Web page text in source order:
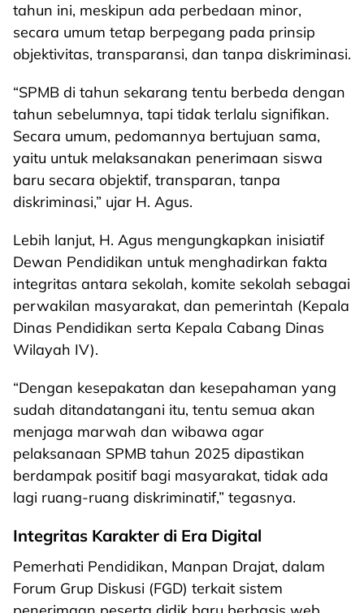
tahun ini, meskipun ada perbedaan minor,
secara umum tetap berpegang pada prinsip
objektivitas, transparansi, dan tanpa diskriminasi.
“SPMB di tahun sekarang tentu berbeda dengan
tahun sebelumnya, tapi tidak terlalu signifikan.
Secara umum, pedomannya bertujuan sama,
yaitu untuk melaksanakan penerimaan siswa
baru secara objektif, transparan, tanpa
diskriminasi,” ujar H. Agus.
Lebih lanjut, H. Agus mengungkapkan inisiatif
Dewan Pendidikan untuk menghadirkan fakta
integritas antara sekolah, komite sekolah sebagai
perwakilan masyarakat, dan pemerintah (Kepala
Dinas Pendidikan serta Kepala Cabang Dinas
Wilayah IV).
“Dengan kesepakatan dan kesepahaman yang
sudah ditandatangani itu, tentu semua akan
menjaga marwah dan wibawa agar
pelaksanaan SPMB tahun 2025 dipastikan
berdampak positif bagi masyarakat, tidak ada
lagi ruang-ruang diskriminatif,” tegasnya.
Integritas Karakter di Era Digital
Pemerhati Pendidikan, Manpan Drajat, dalam
Forum Grup Diskusi (FGD) terkait sistem